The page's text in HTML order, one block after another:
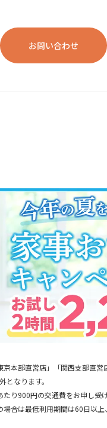
お問い合わせ
本部直営店」「関西支部直営
となります。
たり900円の交通費をお申し受け
場合は最低利用期間は60日以